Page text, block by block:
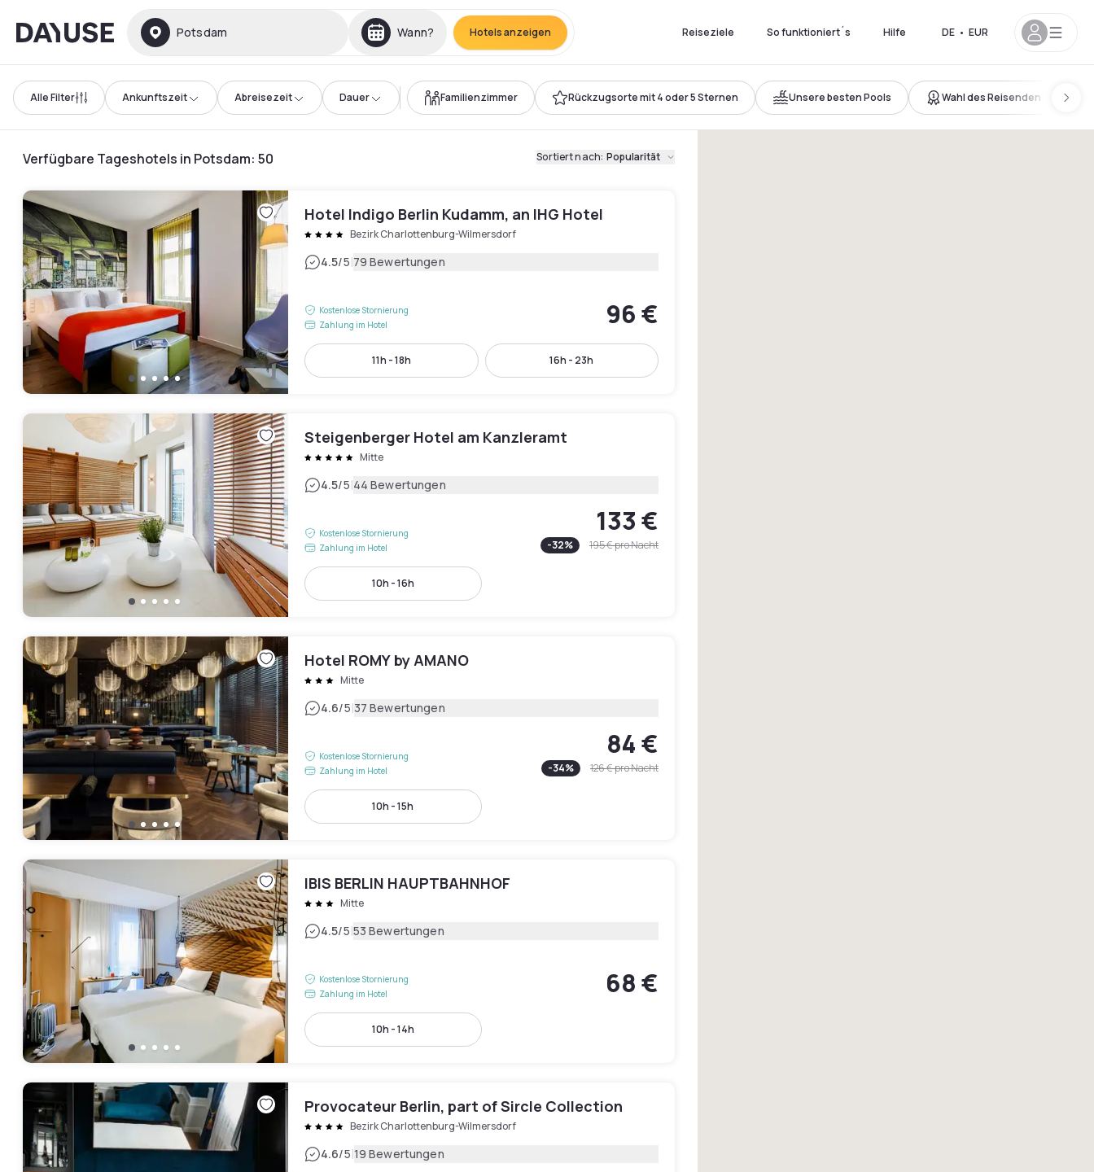
Dayuse Potsdam Wann? Hotels anzeigen Reiseziele So funktioniert´s Hilfe DE • EUR
Alle Filter Ankunftszeit Abreisezeit Dauer Familienzimmer Rückzugsorte mit 4 oder 5 Sternen Unsere besten Pools Wahl des Reisenden
Verfügbare Tageshotels in Potsdam: 50 Sortiert nach: Popularität
Hotel Indigo Berlin Kudamm, an IHG Hotel
Bezirk Charlottenburg-Wilmersdorf
4.5/5|79 Bewertungen
Kostenlose Stornierung
Zahlung im Hotel
96 €
11h - 18h 16h - 23h
Steigenberger Hotel am Kanzleramt
Mitte
4.5/5|44 Bewertungen
Kostenlose Stornierung
Zahlung im Hotel
133 €
-32% 195 €pro Nacht
10h - 16h
Hotel ROMY by AMANO
Mitte
4.6/5|37 Bewertungen
Kostenlose Stornierung
Zahlung im Hotel
84 €
-34% 126 €pro Nacht
10h - 15h
IBIS BERLIN HAUPTBAHNHOF
Mitte
4.5/5|53 Bewertungen
Kostenlose Stornierung
Zahlung im Hotel
68 €
10h - 14h
Provocateur Berlin, part of Sircle Collection
Bezirk Charlottenburg-Wilmersdorf
4.6/5|19 Bewertungen